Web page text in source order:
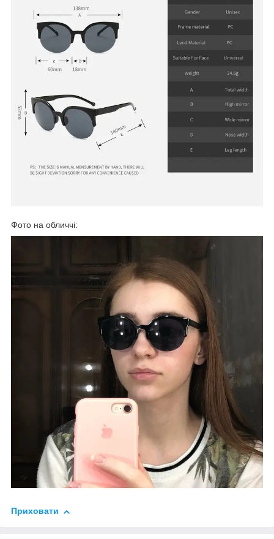
Фото на обличчі:
Приховати